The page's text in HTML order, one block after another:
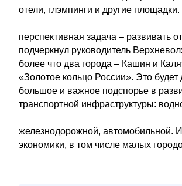
отели, глэмпинги и другие
перспективная задача – развивать
подчеркнул руководитель
более что два города – Кашин и
«Золотое кольцо России». Это будет
большое и важное подспорье в
транспортной инфраструктуры:
железнодорожной, автомобильной.
экономики, в том числе малых